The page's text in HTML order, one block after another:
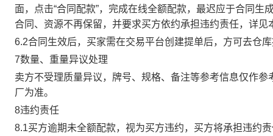
面，点击“合同配款”，完成在线全额配款，最迟应于合同
合同、资源不再保留，并要求买方依约承担违约责任，详见
6.2合同生效后，买家需在交易平台创建提单后，方可去仓
7数量、重量异议处理
卖方不受理质量异议，牌号、规格、备注等参考信息仅作
厂为准。
8违约责任
8.1买方逾期未全额配款，视为买方违约，买方将承担违约